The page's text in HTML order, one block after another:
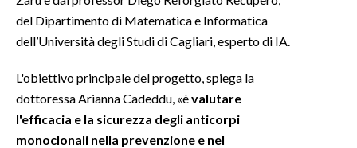
STORE
del Dipartimento di Matematica e Informatica
dell’Università degli Studi di Cagliari, esperto di IA.
L'obiettivo principale del progetto, spiega la
dottoressa Arianna Cadeddu, «èvalutare
l'efficacia e la sicurezza degli anticorpi
monoclonali nella prevenzione e nel